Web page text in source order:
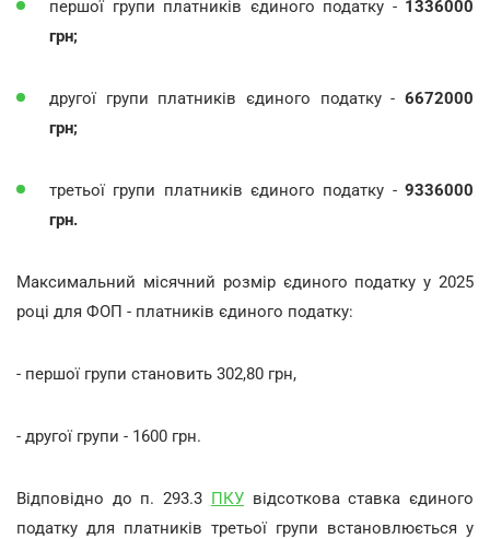
першої групи платників єдиного податку - 1336000
грн;
другої групи платників єдиного податку - 6672000
грн;
третьої групи платників єдиного податку - 9336000
грн.
Максимальний місячний розмір єдиного податку у 2025
році для ФОП - платників єдиного податку:
- першої групи становить 302,80 грн,
- другої групи - 1600 грн.
Відповідно до п. 293.3 ПКУвідсоткова ставка єдиного
податку для платників третьої групи встановлюється у